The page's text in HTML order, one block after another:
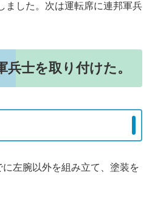
ました。次は運転席に連邦軍兵
兵士を取り付けた。
左腕以外を組み立て、塗装を